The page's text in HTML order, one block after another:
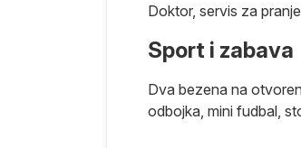
Doktor, servis za
Sport i zabava
Dva bezena na
odbojka, mini fudbal,